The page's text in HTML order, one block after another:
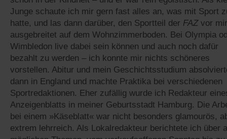
Junge schaute ich mir gern fast alles an, was mit Sport
hatte, und las dann darüber, den Sportteil der FAZvor mir
ausgebreitet auf dem Wohnzimmerboden. Bei Olympia
Wimbledon live dabei sein können und auch noch dafür
bezahlt zu werden – ich konnte mir nichts schöneres
vorstellen. Abitur und mein Geschichtsstudium
dann in England und machte Praktika bei verschiedenen
Sportredaktionen. Eher zufällig wurde ich Redakteur
Anzeigenblatts in meiner Geburtsstadt Hamburg. Die
bei einem »Käseblatt« war nicht besonders glamourös,
extrem lehrreich. Als Lokalredakteur berichtete ich über